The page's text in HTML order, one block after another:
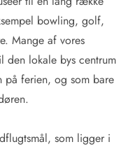
bowling, golf,
Mange af vores
den lokale bys centrum
ferien, og som bare
som ligger i